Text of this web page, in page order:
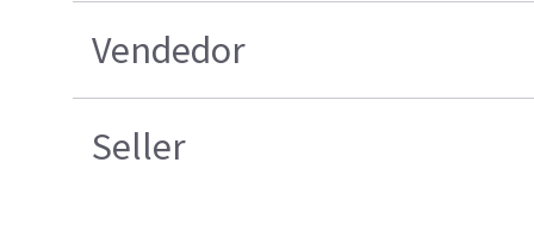
Vendedor
Seller